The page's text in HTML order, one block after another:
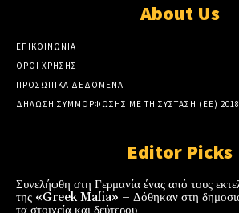
About Us
ΕΠΙΚΟΙΝΩΝΙΑ
ΟΡΟΙ ΧΡΗΣΗΣ
ΠΡΟΣΩΠΙΚΑ ΔΕΔΟΜΕΝΑ
ΔΗΛΩΣΗ ΣΥΜΜΟΡΦΩΣΗΣ ΜΕ ΤΗ ΣΥΣΤΑΣΗ (ΕΕ)
Editor Picks
Συνελήφθη στη Γερμανία ένας από τους
της «Greek Mafia» – Δόθηκαν στη